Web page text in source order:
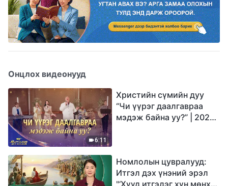
Онцлох видеонууд
6:11
Христийн сүмийн дуу
“Чи үүрэг даалгавраа
мэдэж байна уу?” | 2026
Номлолын цувралууд:
Итгэл дэх үнэний эрэл